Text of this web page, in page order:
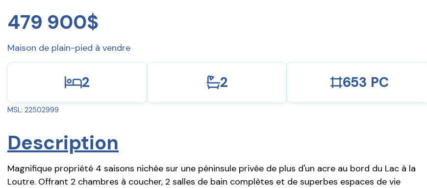
479 900$
Maison de plain-pied à vendre
2 2 653 PC
MSL: 22502999
Description
Magnifique propriété 4 saisons nichée sur une péninsule privée de plus d'un acre au bord du Lac à la
Loutre. Offrant 2 chambres à coucher, 2 salles de bain complètes et de superbes espaces de vie